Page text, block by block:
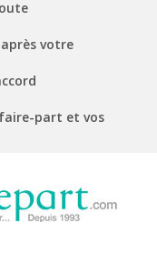
votre
faire-part et vos